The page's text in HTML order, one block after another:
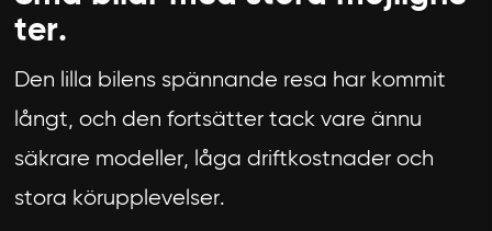
ter.
Den lilla bilens spännande resa har kommit
långt, och den fortsätter tack vare ännu
säkrare modeller, låga driftkostnader och
stora körupplevelser.